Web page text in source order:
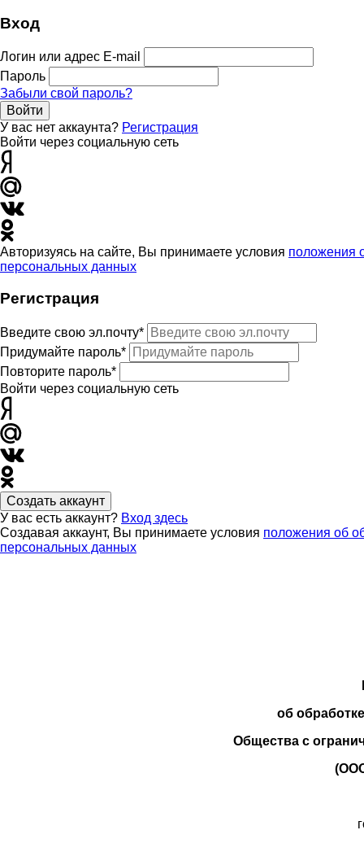
Вход
Логин или адрес E-mail
Пароль
Забыли свой пароль?
Войти
У вас нет аккаунта? Регистрация
Войти через социальную сеть
Авторизуясь на сайте, Вы принимаете условия положения
персональных данных
Регистрация
Введите свою эл.почту*
Придумайте пароль*
Повторите пароль*
Войти через социальную сеть
Создать аккаунт
У вас есть аккаунт? Вход здесь
Создавая аккаунт, Вы принимаете условия положения об
персональных данных
об
Общества с